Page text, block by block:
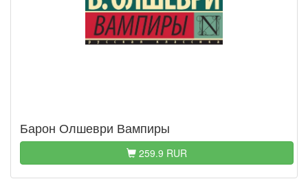
Барон Олшеври Вампиры
259.9 RUR